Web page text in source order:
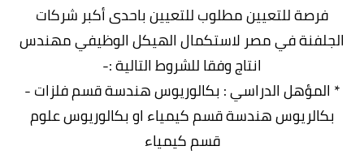
فرصة للتعيين مطلوب للتعيين باحدى أكبر شركات
الجلفنة في مصر لاستكمال الهيكل الوظيفي مهندس
انتاج وفقا للشروط التالية :-
* المؤهل الدراسي : بكالوريوس هندسة قسم فلزات -
بكالريوس هندسة قسم كيمياء او بكالوريوس علوم
قسم كيمياء